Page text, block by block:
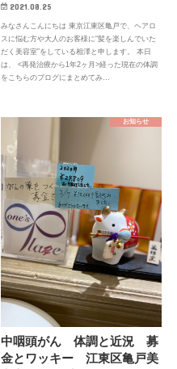
2021.08.25
みなさんこんにちは 東京江東区亀戸で、ヘアロ
スに悩む方や大人のお客様に“髪を楽しんでいた
だく美容室”をしている相澤と申します。 本日
は、 <再発治療から1年2ヶ月>経った現在の体調
をこちらのブログにまとめてみ…
お知らせ
中咽頭がん 体調と近況 募
金とワッキー 江東区亀戸美